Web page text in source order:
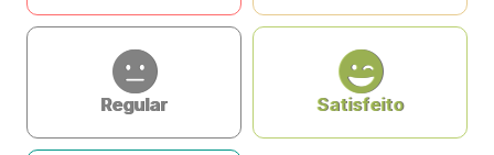
Regular Satisfeito